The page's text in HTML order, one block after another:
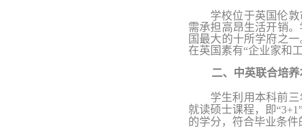
学校位于英国伦
需承担高昂生活开销
国最大的十所学府之
在英国素有“企业家和
二、中英联合培养
学生利用本科前
就读硕士课程，即
的学分，符合毕业条件